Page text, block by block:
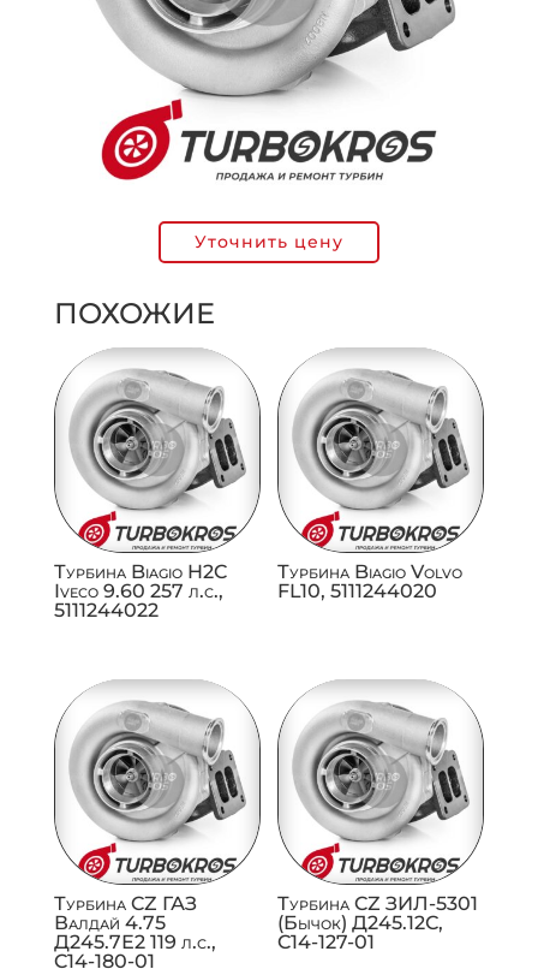
Уточнить цену
ПОХОЖИЕ
Турбина Biagio H2C
Iveco 9.60 257 л.с.,
5111244022
Турбина Biagio Volvo
FL10, 5111244020
Турбина CZ ГАЗ
Валдай 4.75
Д245.7Е2 119 л.с.,
C14-180-01
Турбина CZ ЗИЛ-5301
(Бычок) Д245.12С,
C14-127-01